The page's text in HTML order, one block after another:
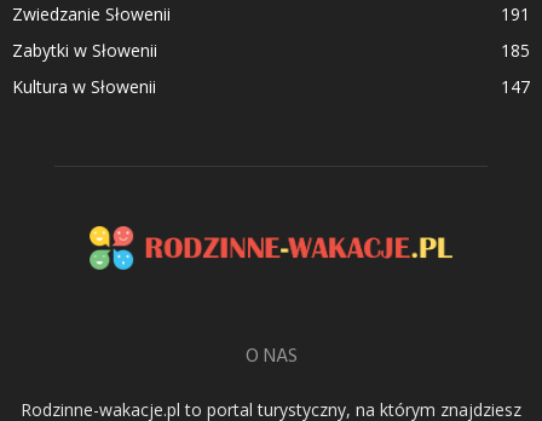
Zwiedzanie Słowenii
191
Zabytki w Słowenii
185
Kultura w Słowenii
147
O NAS
Rodzinne-wakacje.pl to portal turystyczny, na którym znajdziesz